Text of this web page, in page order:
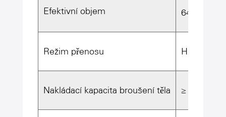
Efektivní objem 64m
Režim přenosu Hnací
Nakládací kapacita broušení těla ≥ 78T